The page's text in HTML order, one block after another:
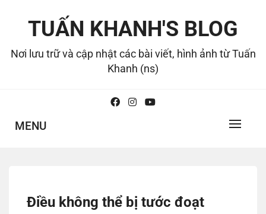
TUẤN KHANH'S BLOG
Nơi lưu trữ và cập nhật các bài viết, hình ảnh từ Tuấn
Khanh (ns)
MENU
Điều không thể bị tước đoạt